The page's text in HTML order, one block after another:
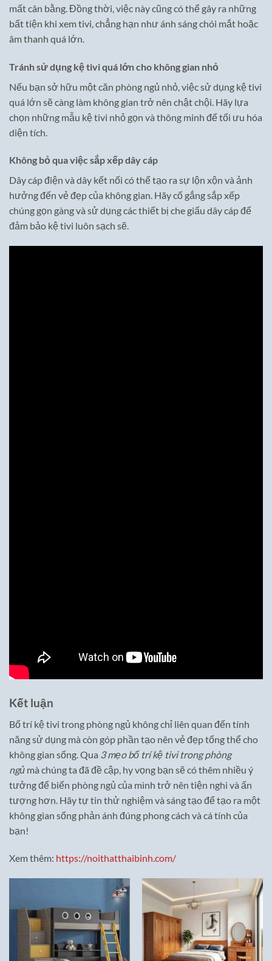
mất cân bằng. Đồng thời, việc này cũng có thể gây ra những
bất tiện khi xem tivi, chẳng hạn như ánh sáng chói mắt hoặc
âm thanh quá lớn.
Tránh sử dụng kệ tivi quá lớn cho không gian nhỏ
Nếu bạn sở hữu một căn phòng ngủ nhỏ, việc sử dụng kệ tivi
quá lớn sẽ càng làm không gian trở nên chật chội. Hãy lựa
chọn những mẫu kệ tivi nhỏ gọn và thông minh để tối ưu hóa
diện tích.
Không bỏ qua việc sắp xếp dây cáp
Dây cáp điện và dây kết nối có thể tạo ra sự lộn xộn và ảnh
hưởng đến vẻ đẹp của không gian. Hãy cố gắng sắp xếp
chúng gọn gàng và sử dụng các thiết bị che giấu dây cáp để
đảm bảo kệ tivi luôn sạch sẽ.
Kết luận
Bố trí kệ tivi trong phòng ngủ không chỉ liên quan đến tính
năng sử dụng mà còn góp phần tạo nên vẻ đẹp tổng thể cho
không gian sống. Qua 3 mẹo bố trí kệ tivi trong phòng
ngủ mà chúng ta đã đề cập, hy vọng bạn sẽ có thêm nhiều ý
tưởng để biến phòng ngủ của mình trở nên tiện nghi và ấn
tượng hơn. Hãy tự tin thử nghiệm và sáng tạo để tạo ra một
không gian sống phản ánh đúng phong cách và cá tính của
bạn!
Xem thêm: https://noithatthaibinh.com/